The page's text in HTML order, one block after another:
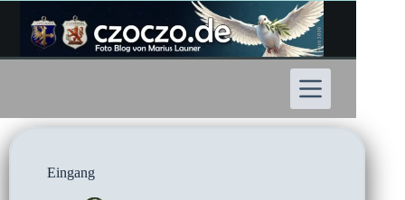
Inhalt
springen
Eingang